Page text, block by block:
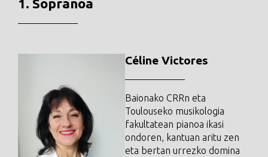
1. Sopranoa
Céline Victores
Baionako CRRn eta
Toulouseko musikologia
fakultatean pianoa ikasi
ondoren, kantuan aritu zen
eta bertan urrezko domina